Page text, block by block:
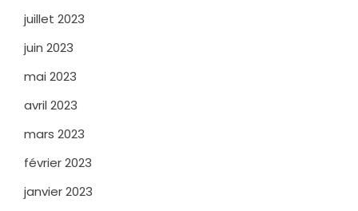
juillet 2023
juin 2023
mai 2023
avril 2023
mars 2023
février 2023
janvier 2023